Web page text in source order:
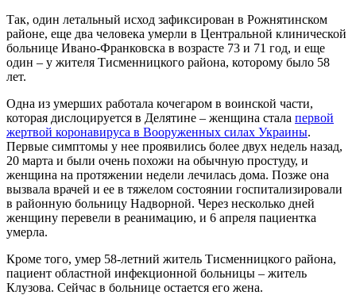
Так, один летальный исход зафиксирован в Рожнятинском
районе, еще два человека умерли в Центральной клинической
больнице Ивано-Франковска в возрасте 73 и 71 год, и еще
один – у жителя Тисменницкого района, которому было 58
лет.
Одна из умерших работала кочегаром в воинской части,
которая дислоцируется в Делятине – женщина стала первой
жертвой коронавируса в Вооруженных силах Украины.
Первые симптомы у нее проявились более двух недель назад,
20 марта и были очень похожи на обычную простуду, и
женщина на протяжении недели лечилась дома. Позже она
вызвала врачей и ее в тяжелом состоянии госпитализировали
в районную больницу Надворной. Через несколько дней
женщину перевели в реанимацию, и 6 апреля пациентка
умерла.
Кроме того, умер 58-летний житель Тисменницкого района,
пациент областной инфекционной больницы – житель
Клузова. Сейчас в больнице остается его жена.